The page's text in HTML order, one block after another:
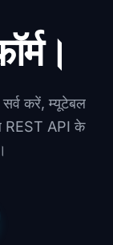
करें, म्यूटेबल
REST API के